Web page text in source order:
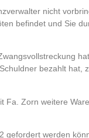
nicht
befindet und Sie
bezahlt hat,
Fa. Zorn weitere
gefordert werden